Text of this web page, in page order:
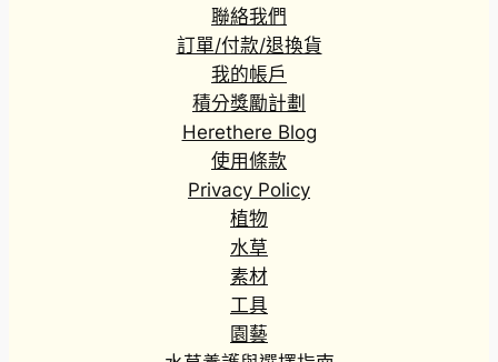
聯絡我們
訂單/付款/退換貨
我的帳戶
積分獎勵計劃
Herethere Blog
使用條款
Privacy Policy
植物
水草
素材
工具
園藝